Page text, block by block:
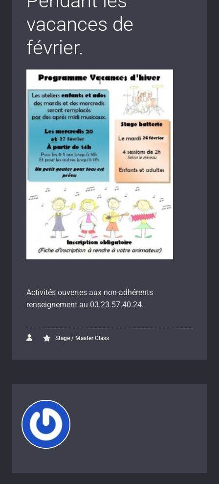
vacances de
février.
Activités ouvertes aux non-adhérents
renseignement au 03.23.57.40.24.
Stage / Master Class